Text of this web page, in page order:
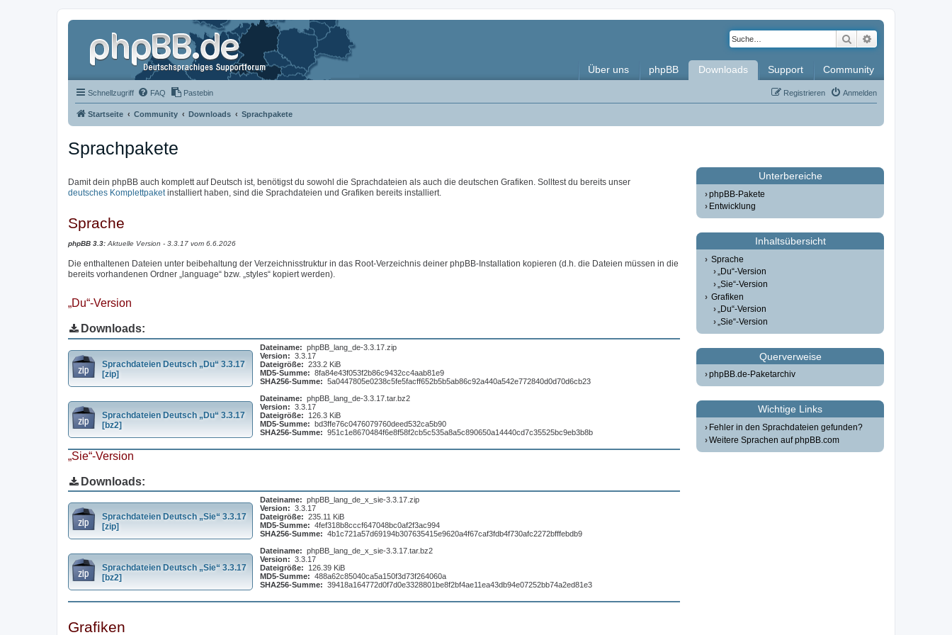
Suche
Über uns phpBB Downloads Support Community
Schnellzugriff FAQ Pastebin Anmelden
Registrieren
Startseite Community Downloads Sprachpakete
Sprachpakete
Damit dein phpBB auch komplett auf Deutsch ist, benötigst du sowohl die Sprachdateien als auch die deutschen Grafiken. Solltest du bereits unser
deutsches Komplettpaketinstalliert haben, sind die Sprachdateien und Grafiken bereits installiert.
Sprache
phpBB 3.3:Aktuelle Version - 3.3.17 vom 6.6.2026
Die enthaltenen Dateien unter beibehaltung der Verzeichnisstruktur in das Root-Verzeichnis deiner phpBB-Installation kopieren (d.h. die Dateien müssen in die
bereits vorhandenen Ordner „language“ bzw. „styles“ kopiert werden).
„Du“-Version
Downloads:
Sprachdateien Deutsch „Du“ 3.3.17
[zip]
Dateiname: phpBB_lang_de-3.3.17.zip
Version: 3.3.17
Dateigröße: 233.2 KiB
MD5-Summe: 8fa84e43f053f2b86c9432cc4aab81e9
SHA256-Summe: 5a0447805e0238c5fe5facff652b5b5ab86c92a440a542e772840d0d70d6cb23
Sprachdateien Deutsch „Du“ 3.3.17
[bz2]
Dateiname: phpBB_lang_de-3.3.17.tar.bz2
Version: 3.3.17
Dateigröße:
126.3 KiB
MD5-Summe: bd3ffe76c0476079760deed532ca5b90
SHA256-Summe: 951c1e8670484f6e8f58f2cb5c535a8a5c890650a14440cd7c35525bc9eb3b8b
„Sie“-Version
Downloads:
Sprachdateien Deutsch „Sie“ 3.3.17
[zip]
Dateiname: phpBB_lang_de_x_sie-3.3.17.zip
Version: 3.3.17
Dateigröße: 235.11 KiB
MD5-Summe: 4fef318b8cccf647048bc0af2f3ac994
SHA256-Summe: 4b1c721a57d69194b307635415e9620a4f67caf3fdb4f730afc2272bfffebdb9
Sprachdateien Deutsch „Sie“ 3.3.17
[bz2]
Dateiname: phpBB_lang_de_x_sie-3.3.17.tar.bz2
Version: 3.3.17
Dateigröße:
126.39 KiB
MD5-Summe: 488a62c85040ca5a150f3d73f264060a
SHA256-Summe: 39418a164772d0f7d0e3328801be8f2bf4ae11ea43db94e07252bb74a2ed81e3
Grafiken
Unterbereiche
phpBB-Pakete
Entwicklung
Inhaltsübersicht
Sprache
„Du“-Version
„Sie“-Version
Grafiken
„Du“-Version
„Sie“-Version
Querverweise
phpBB.de-Paketarchiv
Wichtige Links
Fehler in den Sprachdateien gefunden?
Weitere Sprachen auf phpBB.com